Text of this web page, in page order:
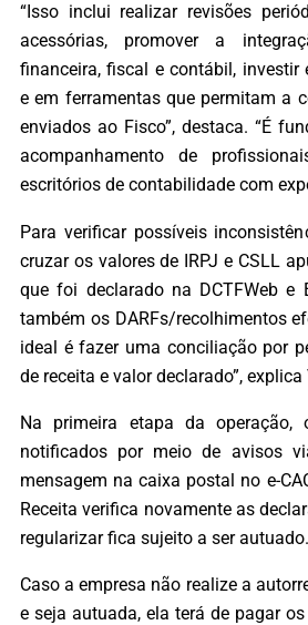
“Isso inclui realizar revisões
acessórias, promover a
financeira, fiscal e contábil, investir
e em ferramentas que permitam a
enviados ao Fisco”, destaca. “É
acompanhamento de
escritórios de contabilidade com
Para verificar possíveis
cruzar os valores de IRPJ e CSLL
que foi declarado na DCTFWeb e
também os DARFs/recolhimentos
ideal é fazer uma conciliação por
de receita e valor declarado”, explica
Na primeira etapa da operação,
notificados por meio de avisos
mensagem na caixa postal no e-
Receita verifica novamente as
regularizar fica sujeito a ser autuado.
Caso a empresa não realize a
e seja autuada, ela terá de pagar